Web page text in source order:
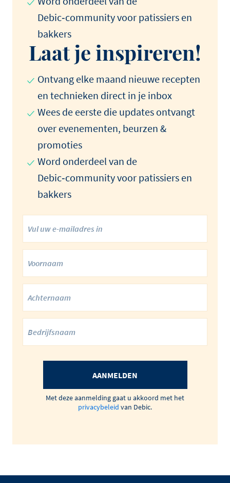
Debic‑community voor patissiers en
bakkers
Laat je inspireren!
Ontvang elke maand nieuwe recepten
en technieken direct in je inbox
Wees de eerste die updates ontvangt
over evenementen, beurzen &
promoties
Word onderdeel van de
Debic‑community voor patissiers en
bakkers
AANMELDEN
Met deze aanmelding gaat u akkoord met het
privacybeleid van Debic.